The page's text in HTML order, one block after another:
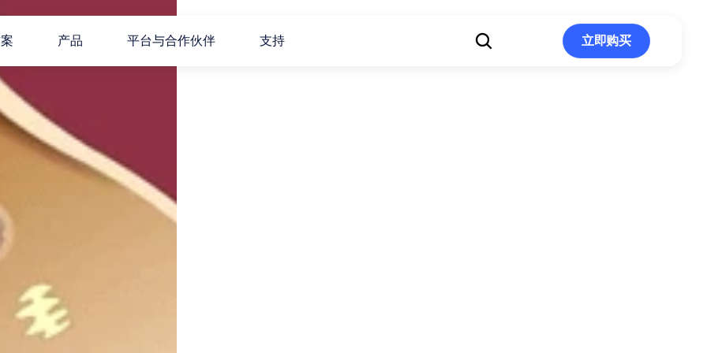
产品 平台与合作伙伴 支持
立即购买